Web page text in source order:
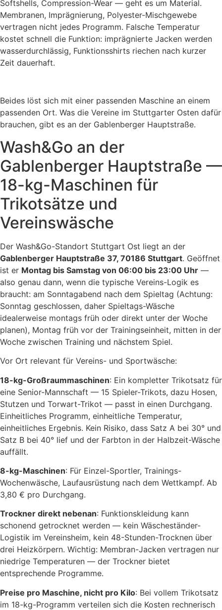
Softshells, Compression-Wear — geht es um Material.
Membranen, Imprägnierung, Polyester-Mischgewebe
vertragen nicht jedes Programm. Falsche Temperatur
kostet schnell die Funktion: imprägnierte Jacken werden
wasserdurchlässig, Funktionsshirts riechen nach kurzer
Zeit dauerhaft.
Beides löst sich mit einer passenden Maschine an einem
passenden Ort. Was die Vereine im Stuttgarter Osten dafür
brauchen, gibt es an der Gablenberger Hauptstraße.
Wash&Go an der
Gablenberger Hauptstraße —
18-kg-Maschinen für
Trikotsätze und
Vereinswäsche
Der Wash&Go-Standort Stuttgart Ost liegt an der
Gablenberger Hauptstraße 37, 70186 Stuttgart. Geöffnet
ist er Montag bis Samstag von 06:00 bis 23:00 Uhr —
also genau dann, wenn die typische Vereins-Logik es
braucht: am Sonntagabend nach dem Spieltag (Achtung:
Sonntag geschlossen, daher Spieltags-Wäsche
idealerweise montags früh oder direkt unter der Woche
planen), Montag früh vor der Trainingseinheit, mitten in der
Woche zwischen Training und nächstem Spiel.
Vor Ort relevant für Vereins- und Sportwäsche:
18-kg-Großraummaschinen: Ein kompletter Trikotsatz für
eine Senior-Mannschaft — 15 Spieler-Trikots, dazu Hosen,
Stutzen und Torwart-Trikot — passt in einen Durchgang.
Einheitliches Programm, einheitliche Temperatur,
einheitliches Ergebnis. Kein Risiko, dass Satz A bei 30° und
Satz B bei 40° lief und der Farbton in der Halbzeit-Wäsche
auffällt.
8-kg-Maschinen: Für Einzel-Sportler, Trainings-
Wochenwäsche, Laufausrüstung nach dem Wettkampf. Ab
3,80 € pro Durchgang.
Trockner direkt nebenan: Funktionskleidung kann
schonend getrocknet werden — kein Wäscheständer-
Logistik im Vereinsheim, kein 48-Stunden-Trocknen über
drei Heizkörpern. Wichtig: Membran-Jacken vertragen nur
niedrige Temperaturen — der Trockner bietet
entsprechende Programme.
Preise pro Maschine, nicht pro Kilo: Bei vollem Trikotsatz
im 18-kg-Programm verteilen sich die Kosten rechnerisch